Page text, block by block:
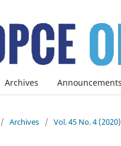
Archives Announcements
/ Archives / Vol. 45 No. 4